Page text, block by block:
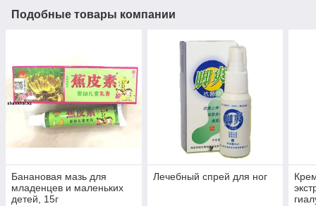
Подобные товары компании
Банановая мазь для
младенцев и маленьких
детей, 15г
Лечебный спрей для ног